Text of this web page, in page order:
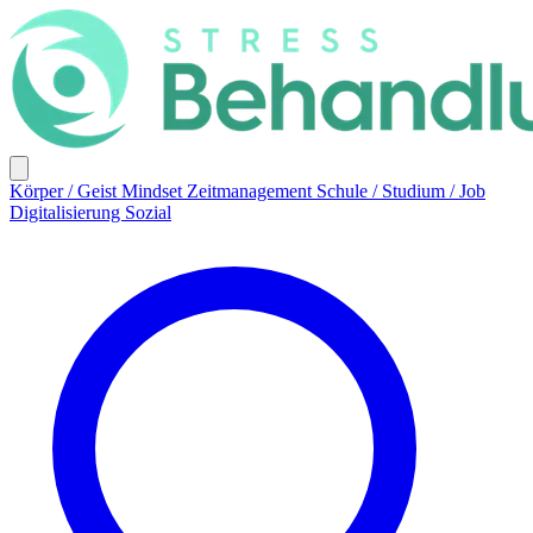
Körper / Geist Mindset Zeitmanagement Schule / Studium / Job
Digitalisierung Sozial